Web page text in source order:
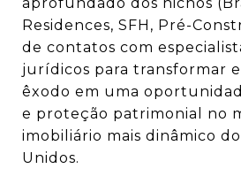
Residences, SFH, Pré-
de contatos com
jurídicos para transformar
êxodo em uma
e proteção patrimonial no
imobiliário mais dinâmico
Unidos.